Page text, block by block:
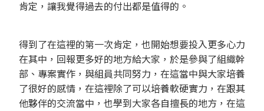
肯定，讓我覺得過去的付出都是值得的。
得到了在這裡的第一次肯定，也開始想要投入更多心力
在其中，回報更多好的地方給大家，於是參與了組織幹
部、專案實作，與組員共同努力，在這當中與大家培養
了很好的感情，在這裡除了可以培養軟硬實力，在跟其
他夥伴的交流當中，也學到大家各自擅長的地方，在這